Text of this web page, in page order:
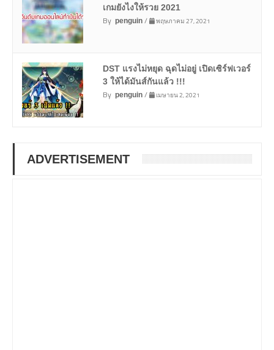
เกมยังไงให้รวย 2021
By penguin/ พฤษภาคม 27, 2021
DST แรงไม่หยุด ฉุดไม่อยู่ เปิดเซิร์ฟเวอร์
3 ให้ได้มันส์กันแล้ว !!!
By penguin/ เมษายน 2, 2021
ADVERTISEMENT